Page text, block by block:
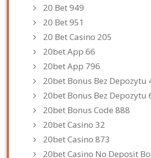
20 Bet 949
20 Bet 951
20 Bet Casino 205
20bet App 66
20bet App 796
20bet Bonus Bez Depozytu
20bet Bonus Bez Depozytu
20bet Bonus Code 888
20bet Casino 32
20bet Casino 873
20bet Casino No Deposit